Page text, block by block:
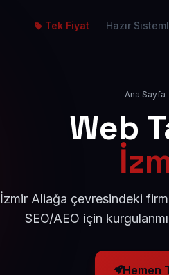
Tek Fiyat Hazır
Ana Sayfa
Web
İzmir Aliağa çevresindeki
SEO/AEO için
Hemen